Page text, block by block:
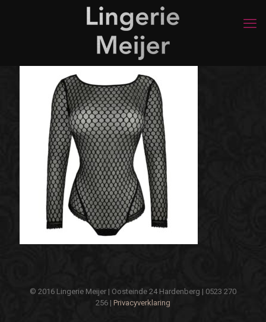
© 2016 Lingerie Meijer | Oosteinde 24 Hardenberg | 0523 270
256 | Privacyverklaring